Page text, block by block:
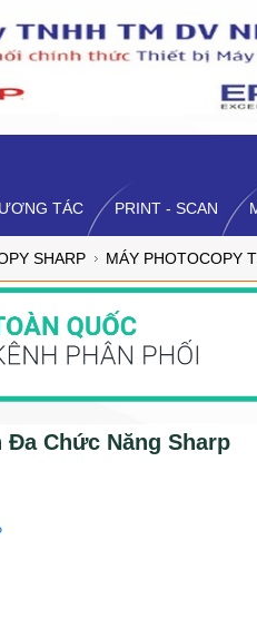
TÁC PRINT - SCAN
SHARP MÁY PHOTOCOPY
Đa Chức Năng Sharp